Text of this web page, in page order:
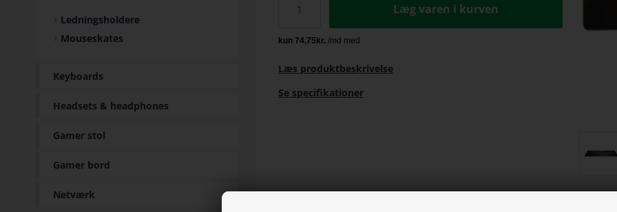
Læg varen i kurven
Læs produktbeskrivelse
Se specifikationer
Ledningsholdere
Mouseskates
Keyboards
Headsets & headphones
Gamer stol
Gamer bord
Netværk